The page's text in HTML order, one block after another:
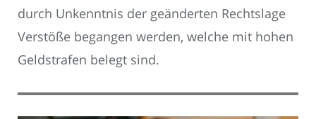
durch Unkenntnis der geänderten Rechtslage
Verstöße begangen werden, welche mit hohen
Geldstrafen belegt sind.